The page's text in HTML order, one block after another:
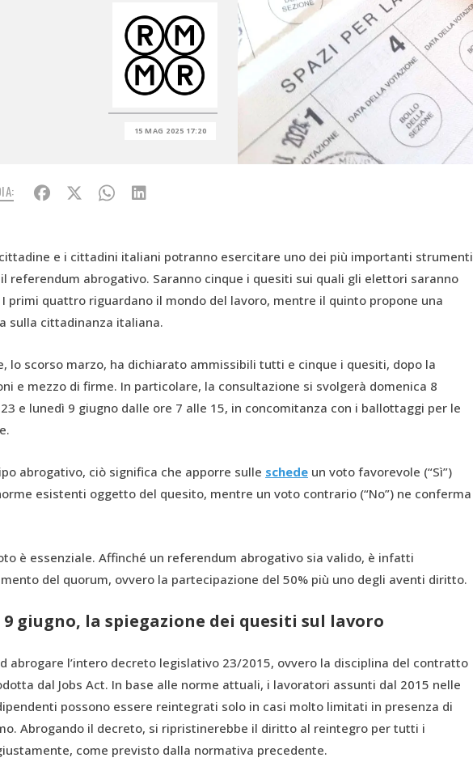
15 MAG 2025 17:20
cittadine e i cittadini italiani potranno esercitare uno dei più importanti strumenti
referendum abrogativo. Saranno cinque i quesiti sui quali gli elettori saranno
primi quattro riguardano il mondo del lavoro, mentre il quinto propone una
sulla cittadinanza italiana.
lo scorso marzo, ha dichiarato ammissibili tutti e cinque i quesiti, dopo la
e mezzo di firme. In particolare, la consultazione si svolgerà domenica 8
e lunedì 9 giugno dalle ore 7 alle 15, in concomitanza con i ballottaggi per le
abrogativo, ciò significa che apporre sulle schede un voto favorevole (“Sì”)
esistenti oggetto del quesito, mentre un voto contrario (“No”) ne conferma
è essenziale. Affinché un referendum abrogativo sia valido, è infatti
del quorum, ovvero la partecipazione del 50% più uno degli aventi diritto.
9 giugno, la spiegazione dei quesiti sul lavoro
abrogare l’intero decreto legislativo 23/2015, ovvero la disciplina del contratto
dal Jobs Act. In base alle norme attuali, i lavoratori assunti dal 2015 nelle
possono essere reintegrati solo in casi molto limitati in presenza di
Abrogando il decreto, si ripristinerebbe il diritto al reintegro per tutti i
come previsto dalla normativa precedente.